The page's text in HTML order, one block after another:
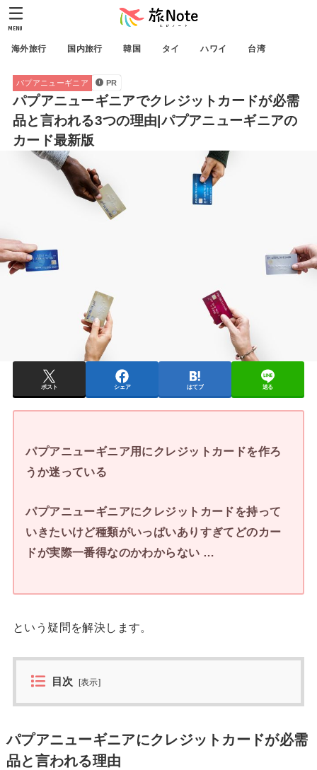
海外旅行 国内旅行 韓国 タイ ハワイ 台湾
MENU
パプアニューギニア PR
パプアニューギニアでクレジットカードが必需
品と言われる3つの理由|パプアニューギニアの
カード最新版
ポスト シェア はてブ 送る
パプアニューギニア用にクレジットカードを作ろ
うか迷っている
パプアニューギニアにクレジットカードを持って
いきたいけど種類がいっぱいありすぎてどのカー
ドが実際一番得なのかわからない …
という疑問を解決します。
目次 [表示]
パプアニューギニアにクレジットカードが必需
品と言われる理由